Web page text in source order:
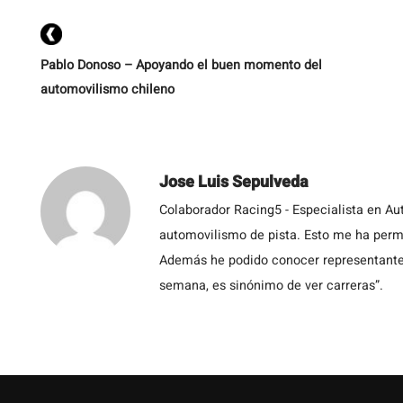
Pablo Donoso – Apoyando el buen momento del
automovilismo chileno
Jose Luis Sepulveda
Colaborador Racing5 - Especialista en
automovilismo de pista. Esto me ha
Además he podido conocer
semana, es sinónimo de ver carreras”.